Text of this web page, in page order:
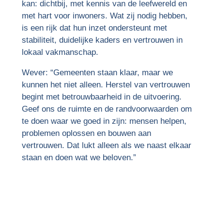
kan: dichtbij, met kennis van de leefwereld en
met hart voor inwoners. Wat zij nodig hebben,
is een rijk dat hun inzet ondersteunt met
stabiliteit, duidelijke kaders en vertrouwen in
lokaal vakmanschap.
Wever: “Gemeenten staan klaar, maar we
kunnen het niet alleen. Herstel van vertrouwen
begint met betrouwbaarheid in de uitvoering.
Geef ons de ruimte en de randvoorwaarden om
te doen waar we goed in zijn: mensen helpen,
problemen oplossen en bouwen aan
vertrouwen. Dat lukt alleen als we naast elkaar
staan en doen wat we beloven.”